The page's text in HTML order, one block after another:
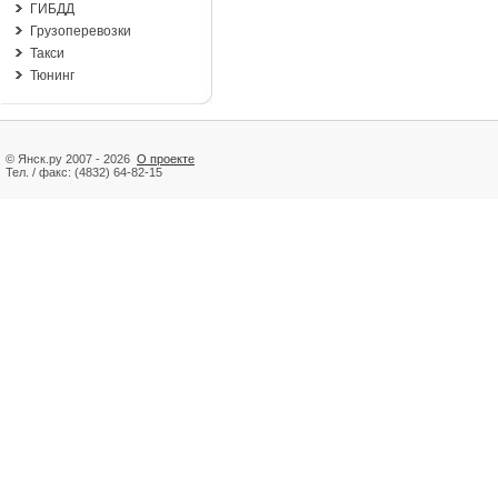
ГИБДД
Грузоперевозки
Такси
Тюнинг
© Янск.ру 2007 - 2026 О проекте
Тел. / факс: (4832) 64-82-15